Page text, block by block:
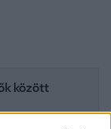
között